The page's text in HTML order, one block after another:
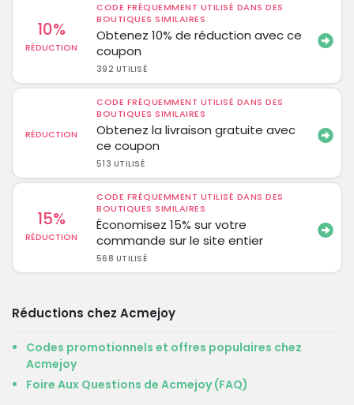
10%
RÉDUCTION
CODE FRÉQUEMMENT UTILISÉ DANS DES
BOUTIQUES SIMILAIRES
Obtenez 10% de réduction avec ce
coupon
392 UTILISÉ
RÉDUCTION
CODE FRÉQUEMMENT UTILISÉ DANS DES
BOUTIQUES SIMILAIRES
Obtenez la livraison gratuite avec
ce coupon
513 UTILISÉ
15%
RÉDUCTION
CODE FRÉQUEMMENT UTILISÉ DANS DES
BOUTIQUES SIMILAIRES
Économisez 15% sur votre
commande sur le site entier
568 UTILISÉ
Réductions chez Acmejoy
Codes promotionnels et offres populaires chez
Acmejoy
Foire Aux Questions de Acmejoy (FAQ)